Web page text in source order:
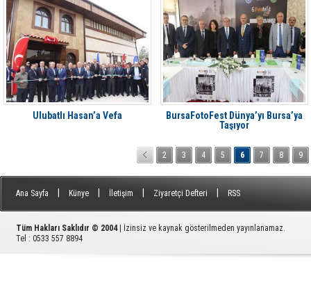
Ulubatlı Hasan’a Vefa
BursaFotoFest Dünya’yı Bursa’ya
Taşıyor
2 3 4 5 6 7 8 9
Ana Sayfa Künye İletişim Ziyaretçi Defteri RSS
Tüm Hakları Saklıdır © 2004
| İzinsiz ve kaynak gösterilmeden yayınlanamaz.
Tel : 0533 557 8894